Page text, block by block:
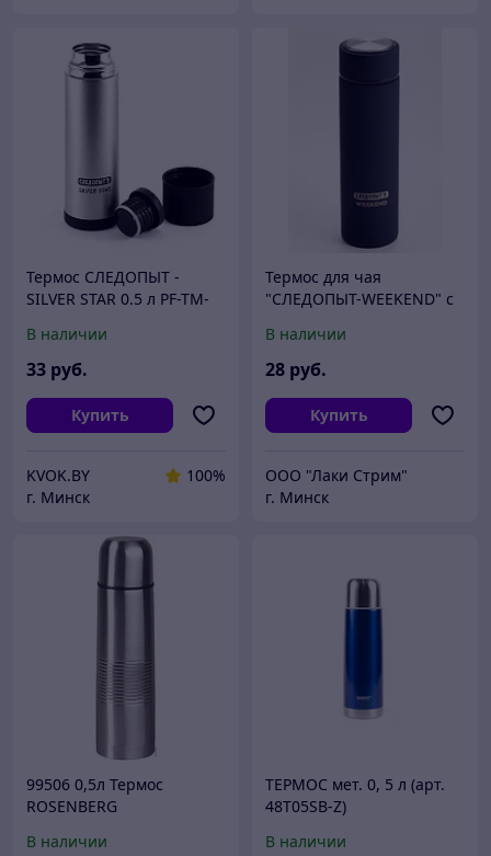
Термос СЛЕДОПЫТ -
SILVER STAR 0.5 л PF-TM-
В наличии
33 руб.
Купить
KVOK.BY
100%
г. Минск
Термос для чая
"СЛЕДОПЫТ-WEEKEND" с
В наличии
28 руб.
Купить
ООО "Лаки Стрим"
г. Минск
99506 0,5л Термос
ROSENBERG
В наличии
ТЕРМОС мет. 0, 5 л (арт.
48T05SB-Z)
В наличии